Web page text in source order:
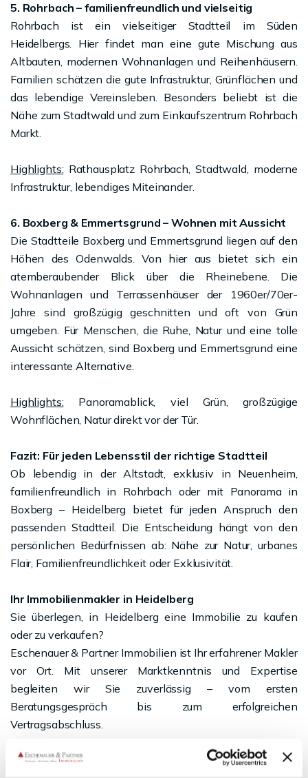
5. Rohrbach – familienfreundlich und vielseitig
Rohrbach ist ein vielseitiger Stadtteil im Süden
Heidelbergs. Hier findet man eine gute Mischung aus
Altbauten, modernen Wohnanlagen und Reihenhäusern.
Familien schätzen die gute Infrastruktur, Grünflächen und
das lebendige Vereinsleben. Besonders beliebt ist die
Nähe zum Stadtwald und zum Einkaufszentrum Rohrbach
Markt.
Highlights: Rathausplatz Rohrbach, Stadtwald, moderne
Infrastruktur, lebendiges Miteinander.
6. Boxberg & Emmertsgrund – Wohnen mit Aussicht
Die Stadtteile Boxberg und Emmertsgrund liegen auf den
Höhen des Odenwalds. Von hier aus bietet sich ein
atemberaubender Blick über die Rheinebene. Die
Wohnanlagen und Terrassenhäuser der 1960er/70er-
Jahre sind großzügig geschnitten und oft von Grün
umgeben. Für Menschen, die Ruhe, Natur und eine tolle
Aussicht schätzen, sind Boxberg und Emmertsgrund eine
interessante Alternative.
Highlights: Panoramablick, viel Grün, großzügige
Wohnflächen, Natur direkt vor der Tür.
Fazit: Für jeden Lebensstil der richtige Stadtteil
Ob lebendig in der Altstadt, exklusiv in Neuenheim,
familienfreundlich in Rohrbach oder mit Panorama in
Boxberg – Heidelberg bietet für jeden Anspruch den
passenden Stadtteil. Die Entscheidung hängt von den
persönlichen Bedürfnissen ab: Nähe zur Natur, urbanes
Flair, Familienfreundlichkeit oder Exklusivität.
Ihr Immobilienmakler in Heidelberg
Sie überlegen, in Heidelberg eine Immobilie zu kaufen
oder zu verkaufen?
Eschenauer & Partner Immobilien ist Ihr erfahrener Makler
vor Ort. Mit unserer Marktkenntnis und Expertise
begleiten wir Sie zuverlässig – vom ersten
Beratungsgespräch bis zum erfolgreichen
Vertragsabschluss.
👉 Kontaktieren Sie uns jetzt für eine unverbindliche